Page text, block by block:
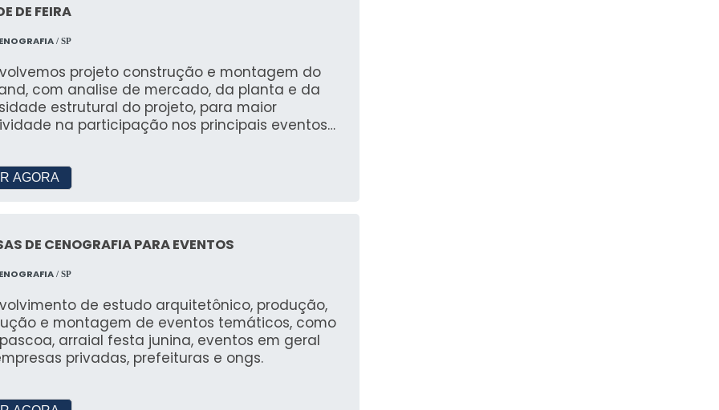
DE FEIRA
/ SP
projeto construção e montagem do
com analise de mercado, da planta e da
estrutural do projeto, para maior
na participação nos principais eventos
AGORA
DE CENOGRAFIA PARA EVENTOS
/ SP
de estudo arquitetônico, produção,
e montagem de eventos temáticos, como
arraial festa junina, eventos em geral
privadas, prefeituras e ongs.